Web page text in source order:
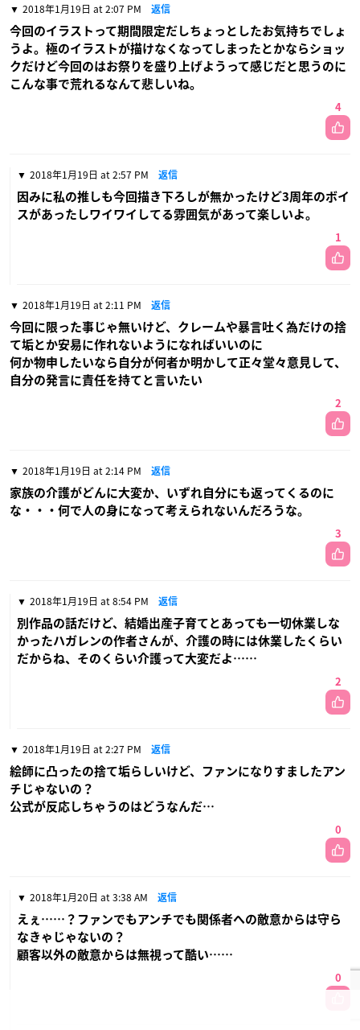
2018年1月19日 at 2:07 PM 返信
今回のイラストって期間限定だしちょっとしたお気持ちでしょ
うよ。極のイラストが描けなくなってしまったとかならショッ
クだけど今回のはお祭りを盛り上げようって感じだと思うのに
こんな事で荒れるなんて悲しいね。
4
2018年1月19日 at 2:57 PM 返信
因みに私の推しも今回描き下ろしが無かったけど3周年のボイ
スがあったしワイワイしてる雰囲気があって楽しいよ。
1
2018年1月19日 at 2:11 PM 返信
今回に限った事じゃ無いけど、クレームや暴言吐く為だけの捨
て垢とか安易に作れないようになればいいのに
何か物申したいなら自分が何者か明かして正々堂々意見して、
自分の発言に責任を持てと言いたい
2
2018年1月19日 at 2:14 PM 返信
家族の介護がどんに大変か、いずれ自分にも返ってくるのに
な・・・何で人の身になって考えられないんだろうな。
3
2018年1月19日 at 8:54 PM 返信
別作品の話だけど、結婚出産子育てとあっても一切休業しな
かったハガレンの作者さんが、介護の時には休業したくらい
だからね、そのくらい介護って大変だよ……
2
2018年1月19日 at 2:27 PM 返信
絵師に凸ったの捨て垢らしいけど、ファンになりすましたアン
チじゃないの？
公式が反応しちゃうのはどうなんだ…
0
2018年1月20日 at 3:38 AM 返信
えぇ……？ファンでもアンチでも関係者への敵意からは守ら
なきゃじゃないの？
顧客以外の敵意からは無視って酷い……
0